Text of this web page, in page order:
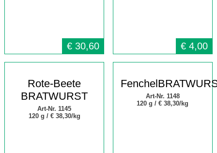
€ 30,60 € 4,00
Rote-Beete
BRATWURST
Art-Nr. 1145
120 g / € 38,30/kg
Art-Nr. 1148
120 g /€ 38,30/kg